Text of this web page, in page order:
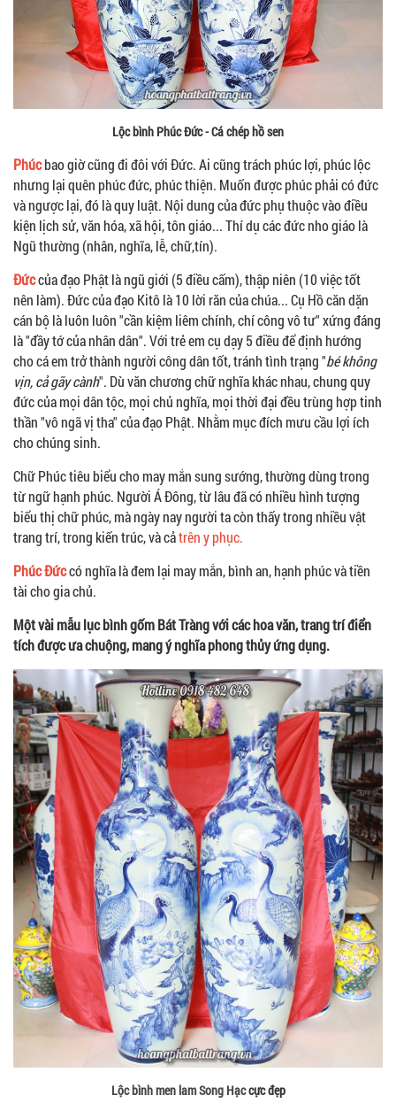
Lộc bình Phúc Đức - Cá chép hồ sen
Phúcbao giờ cũng đi đôi với Đức. Ai cũng trách phúc lợi, phúc lộc
nhưng lại quên phúc đức, phúc thiện. Muốn được phúc phải có đức
và ngược lại, đó là quy luật. Nội dung của đức phụ thuộc vào điều
kiện lịch sử, văn hóa, xã hội, tôn giáo... Thí dụ các đức nho giáo là
Ngũ thường (nhân, nghĩa, lễ, chữ,tín).
Đứccủa đạo Phật là ngũ giới (5 điều cấm), thập niên (10 việc tốt
nên làm). Đức của đạo Kitô là 10 lời răn của chúa... Cụ Hồ căn dặn
cán bộ là luôn luôn "cần kiệm liêm chính, chí công vô tư" xứng đáng
là "đầy tớ của nhân dân". Với trẻ em cụ dạy 5 điều để định hướng
cho cá em trở thành người công dân tốt, tránh tình trạng "bé không
vịn, cả gãy cành". Dù văn chương chữ nghĩa khác nhau, chung quy
đức của mọi dân tộc, mọi chủ nghĩa, mọi thời đại đều trùng hợp tinh
thần "vô ngã vị tha" của đạo Phật. Nhằm mục đích mưu cầu lợi ích
cho chúng sinh.
Chữ Phúc tiêu biểu cho may mắn sung sướng, thường dùng trong
từ ngữ hạnh phúc. Người Á Đông, từ lâu đã có nhiều hình tượng
biểu thị chữ phúc, mà ngày nay người ta còn thấy trong nhiều vật
trang trí, trong kiến trúc, và cảtrên y phục.
Phúc Đứccó nghĩa là đem lại may mắn, bình an, hạnh phúc và tiền
tài cho gia chủ.
Một vài mẫu lục bình gốm Bát Tràng với các hoa văn, trang trí điển
tích được ưa chuộng, mang ý nghĩa phong thủy ứng dụng.
Lộc bình men lam Song Hạccực đẹp